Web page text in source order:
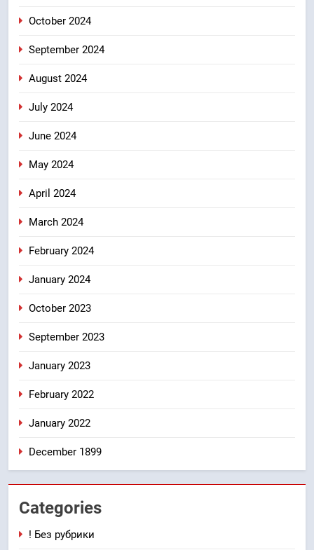
October 2024
September 2024
August 2024
July 2024
June 2024
May 2024
April 2024
March 2024
February 2024
January 2024
October 2023
September 2023
January 2023
February 2022
January 2022
December 1899
Categories
! Без рубрики